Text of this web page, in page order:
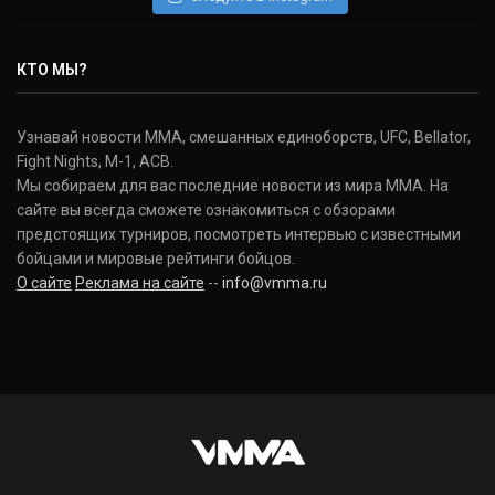
Donald Cerrone
(36-15-0, 1)
Исраэль Адесанья
Israel Adesanya
(19-0-0, 0)
КТО МЫ?
Узнавай новости ММА, смешанных единоборств, UFC, Bellator,
Fight Nights, M-1, ACB.
Мы собираем для вас последние новости из мира ММА. На
сайте вы всегда сможете ознакомиться с обзорами
предстоящих турниров, посмотреть интервью с известными
бойцами и мировые рейтинги бойцов.
О сайте Реклама на сайте -- info@vmma.ru